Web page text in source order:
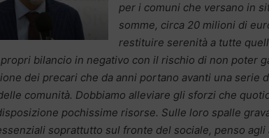
per i comuni che versano in
somme, circa 20 milioni di
restituire serenità a tutte
bilancio in negativo con il rischio di non poter
dei precari che da anni portano avanti una serie
comunità. Dobbiamo alleviare gli sforzi che
pochissime risorse. Sulle loro spalle
soprattutto sul fronte del sociale, penso